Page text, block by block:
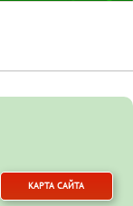
КАРТА САЙТА